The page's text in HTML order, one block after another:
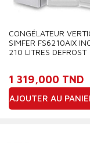
CONGÉLATEUR
SIMFER FS6210AIX
210 LITRES DEFROST
1 319,000 TND
AJOUTER AU